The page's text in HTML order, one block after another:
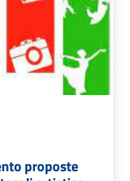
proposte